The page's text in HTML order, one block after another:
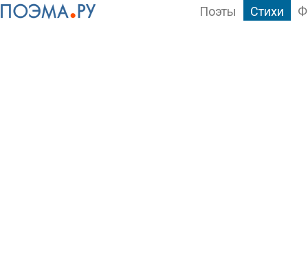
Поэты Стихи